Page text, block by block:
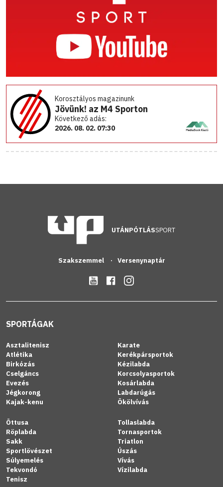
Korosztályos magazinunk
Jövünk! az M4 Sporton
Következő adás:
2026. 08. 02. 07:30
UTÁNPÓTLÁSSPORT
Szakszemmel Versenynaptár
SPORTÁGAK
Asztalitenisz
Atlétika
Birkózás
Cselgáncs
Evezés
Jégkorong
Kajak-kenu
Karate
Kerékpársportok
Kézilabda
Korcsolyasportok
Kosárlabda
Labdarúgás
Ökölvívás
Öttusa
Röplabda
Sakk
Sportlövészet
Súlyemelés
Tekvondó
Tenisz
Tollaslabda
Tornasportok
Triatlon
Úszás
Vívás
Vízilabda